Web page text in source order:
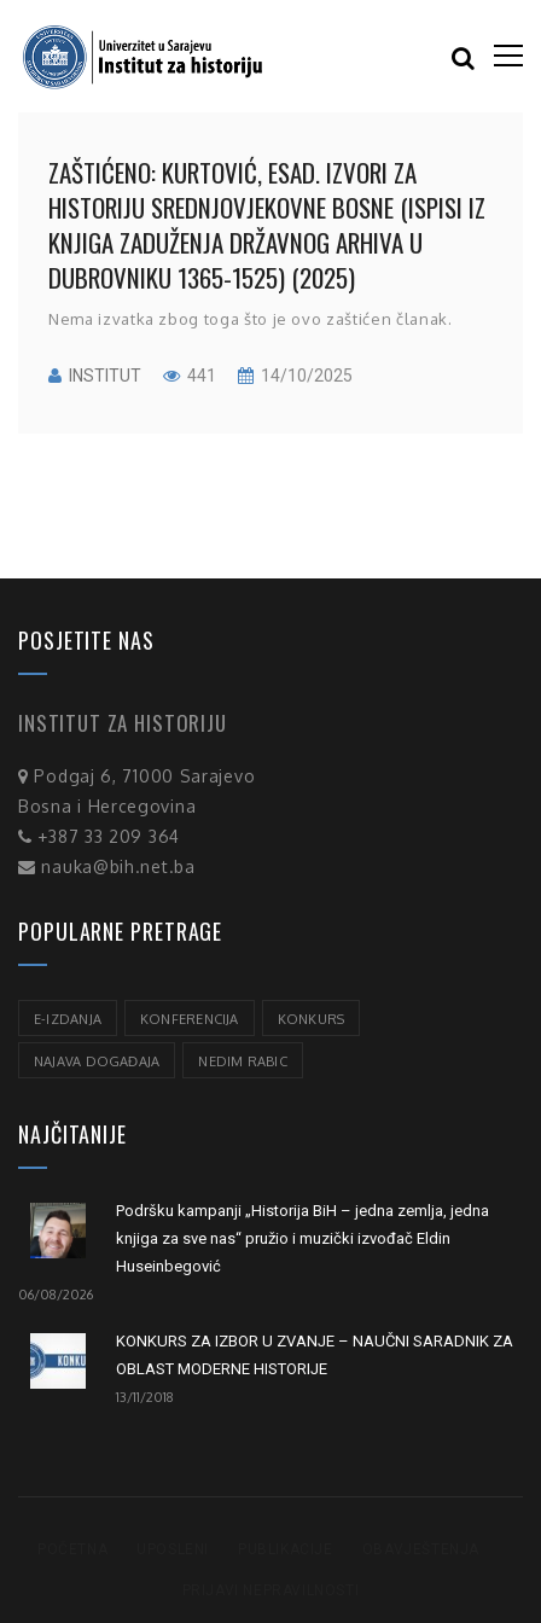
ZAŠTIĆENO: KURTOVIĆ, ESAD. IZVORI ZA
HISTORIJU SREDNJOVJEKOVNE BOSNE (ISPISI IZ
KNJIGA ZADUŽENJA DRŽAVNOG ARHIVA U
DUBROVNIKU 1365-1525) (2025)
Nema izvatka zbog toga što je ovo zaštićen članak.
INSTITUT 441 14/10/2025
POSJETITE NAS
INSTITUT ZA HISTORIJU
Podgaj 6, 71000 Sarajevo
Bosna i Hercegovina
+387 33 209 364
nauka@bih.net.ba
POPULARNE PRETRAGE
E-IZDANJA KONFERENCIJA KONKURS
NAJAVA DOGAĐAJA NEDIM RABIC
NAJČITANIJE
Podršku kampanji „Historija BiH – jedna zemlja, jedna
knjiga za sve nas“ pružio i muzički izvođač Eldin
Huseinbegović
06/08/2026
KONKURS ZA IZBOR U ZVANJE – NAUČNI SARADNIK ZA
OBLAST MODERNE HISTORIJE
13/11/2018